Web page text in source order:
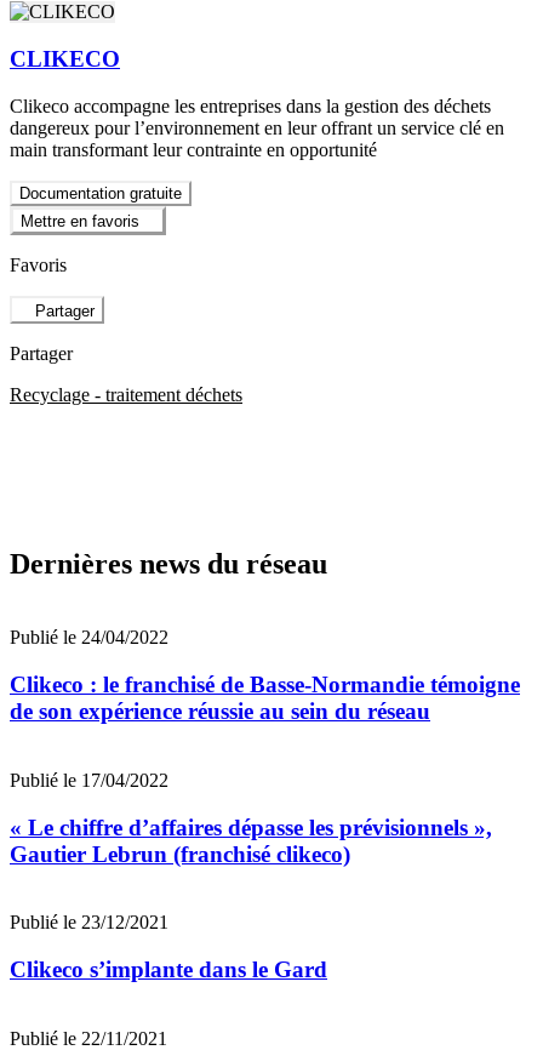
CLIKECO
Clikeco accompagne les entreprises dans la gestion des déchets
dangereux pour l’environnement en leur offrant un service clé en
main transformant leur contrainte en opportunité
Documentation gratuite
Mettre en favoris
Favoris
Partager
Partager
Recyclage - traitement déchets
Dernières news du réseau
Publié le 24/04/2022
Clikeco : le franchisé de Basse-Normandie témoigne
de son expérience réussie au sein du réseau
Publié le 17/04/2022
« Le chiffre d’affaires dépasse les prévisionnels »,
Gautier Lebrun (franchisé clikeco)
Publié le 23/12/2021
Clikeco s’implante dans le Gard
Publié le 22/11/2021